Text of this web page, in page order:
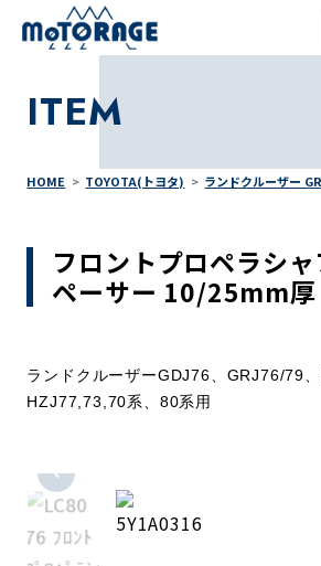
ITEM
HOME TOYOTA(トヨタ) ランドクルーザー
フロントプロペラシ
ペーサー 10/25mm厚
ランドクルーザーGDJ76、 GRJ76/79、
HZJ77,73,70系、80系用